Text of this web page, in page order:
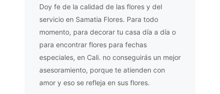
Doy fe de la calidad de las flores y del
servicio en Samatia Flores. Para todo
momento, para decorar tu casa día a día o
para encontrar flores para fechas
especiales, en Cali. no conseguirás un mejor
asesoramiento, porque te atienden con
amor y eso se refleja en sus flores.